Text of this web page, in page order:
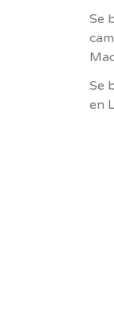
Se
Se
en